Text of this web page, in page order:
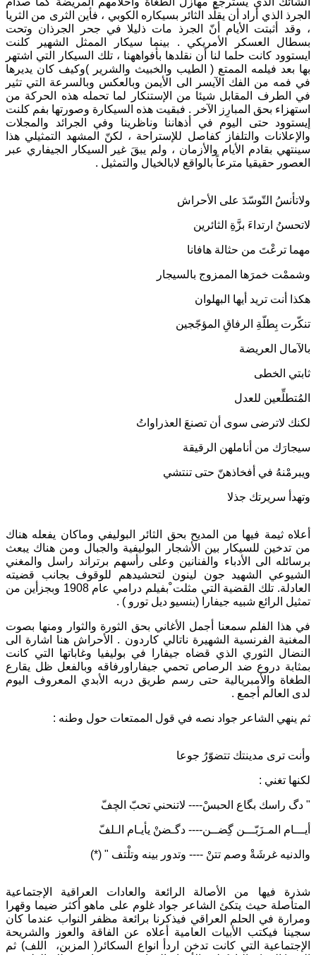
الجرذ الذي أراد أن يقلّد الثائر بسيكاره الكوبي ، فأين الثرى من الثريا
، وقد أثبتت الأيام أنّ الجرذ مات ذليلا في جحر الجرذان وتحت
بسطال العسكر الأمريكي . بينما سيكار الممثل الشهير كلنت
ايستوود كانت حلما لنا أن نقلدها بأفواههنا ، تلك السيكار التي اشتهر
بها بعد فيلمه الممتع ( الطيب والخبيث والشرير )وكيف كان يديرها
في فمه من الفك الآيسر الى الأيمن وبالعكس وبالسرعة التي تثير
في الطرف المقابل شيئا من الإستنكار لما تحمله هذه الحركة من
استهزاء بحق المبارِز الآخر . فبقيت هذه السيكارة وصورتها بفم كلنت
إيستوود حتى اليوم في أذهاننا وناظرينا وفي الجرائد والمجلات
والإعلانات والتلفاز كفاصل للإستراحة ، لكنّ المشهد التمثيلي هذا
سينتهي بقادم الأيام والأزمان ، ولم يبقَ غير السيكار الجيفاري عبر
العصور حقيقيا مترعاً بالواقع لابالخيال والتمثيل .
ولاتأنسُ التّوسّدَ على الأحراش
لاتحسنُ ارتداءَ بزَّةِ الثائرين
مهما ترعْتَ من حثالة هافانا
وشممْت خمرَها الممزوج بالسيجار
هكذا أنت تريد أيها البهلوان
تنكّرت بِطلّةِ الرفاقِ المؤجّجين
بالآمال العريضة
ثابتي الخطى
المُتطلِّعين للعدل
لكنك لاترضى سوى أن تصنعَ العذراواتُ
سيجارَك من أناملهن الرقيقة
ويبرمْنهُ في أفخاذهنّ حتى تنتشي
وتهدأ سريرتك جذلا
أعلاه ثيمة فيها من المديح بحق الثائر البوليفي وماكان يفعله هناك
من تدخين للسيكار بين الأشجار البوليفية والجبال ومن هناك يبعث
برسائله الى الأدباء والفنانين وعلى رأسهم برتراند راسل والمغني
الشيوعي الشهيد جون لينون لتحشيدهم للوقوف بجانب قضيته
العادلة. تلك القضية التي مثلت ْبفيلم درامي عام 1908 وبجزأين من
تمثيل الرائع شبيه جيفارا (بنسيو ديل تورو ) .
في هذا الفلم سمعنا أجمل الأغاني بحق الثورة والثوار ومنها بصوت
المغنية الفرنسية الشهيرة ناتالي كاردون . الأحراش هنا اشارة الى
النضال الثوري الذي قضاه جيفارا في بوليفيا وغاباتها التي كانت
بمثابة دروع ضد الرصاص تحمي جيفاراورفاقه وبالفعل ظل يقارع
الطغاة والأمبريالية حتى رسم طريق دربه الأبدي المعروف اليوم
لدى العالم أجمع .
ثم ينهي الشاعر جواد نصه في قول الممتعات حول وطنه :
وأنت ترى مدينتك تتضوّرُ جوعا
لكنها تغني :
" دگ راسك بگاع الحبسْ---- لاتنحني تحبّ الچفّ
أيـــام المـزَبّـــن گِضــن---- دگـضنْ يأيـام الـلفّ
والدنيه غرشَةْ وصم تتنْ ---- وتدور بينه وتلْتف " (*)
شذرة فيها من الأصالة الرائعة والعادات العراقية الإجتماعية
المتأصلة حيث يتكئ الشاعر جواد غلوم على ماهو أكثر ضيما وقهرا
ومرارة في الحلم العراقي فيذكرنا برائعة مظفر النواب عندما كان
سجينا فيكتب الأبيات العامية أعلاه عن الفاقة والعوز والشريحة
الإجتماعية التي كانت تدخن اردأ انواع السكائر( المزبن، اللف) ثم